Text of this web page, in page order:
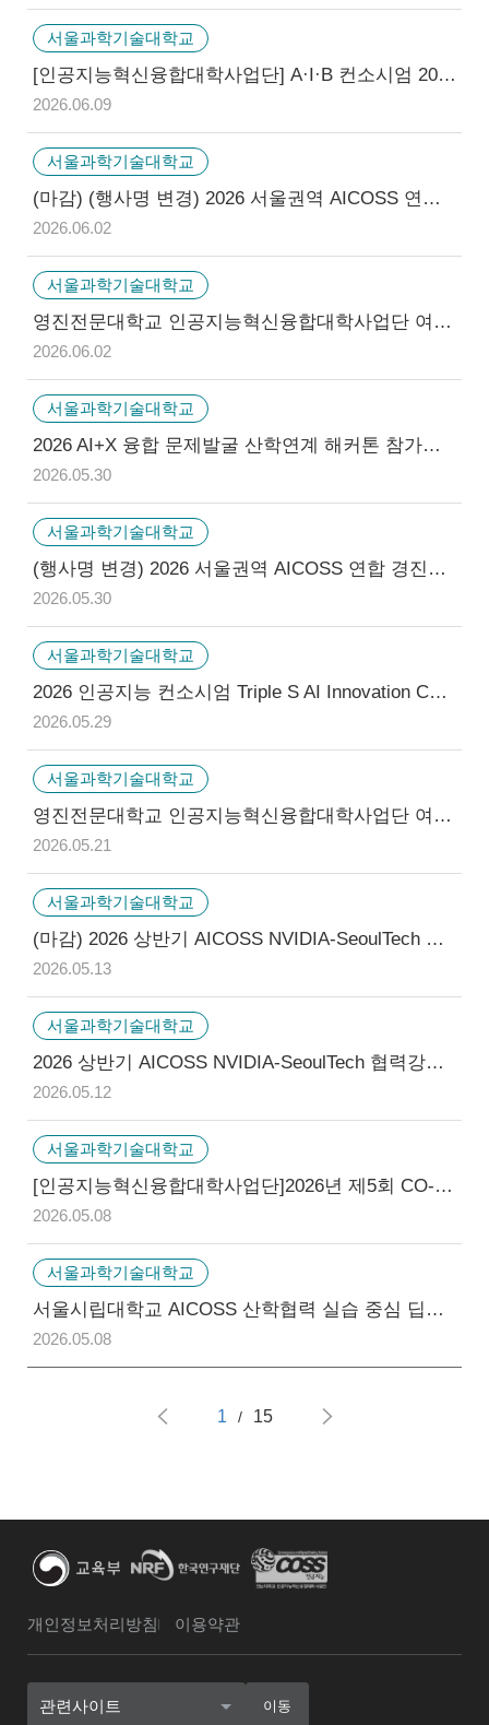
서울과학기술대학교
[인공지능혁신융합대학사업단] A·I·B 컨소시엄 2026 하계 기업-학생제안 비교과 프로그램 신청 안내
2026.06.09
서울과학기술대학교
(마감) (행사명 변경) 2026 서울권역 AICOSS 연합 경진대회 참가학생 모집 안내
2026.06.02
서울과학기술대학교
영진전문대학교 인공지능혁신융합대학사업단 여름방학 AI교육캠프 및 경진대회 참가 선발자 공고
2026.06.02
서울과학기술대학교
2026 AI+X 융합 문제발굴 산학연계 해커톤 참가자 모집 안내
2026.05.30
서울과학기술대학교
(행사명 변경) 2026 서울권역 AICOSS 연합 경진대회 참가학생 모집 안내
2026.05.30
서울과학기술대학교
2026 인공지능 컨소시엄 Triple S AI Innovation Contest 참가학생 모집 안내
2026.05.29
서울과학기술대학교
영진전문대학교 인공지능혁신융합대학사업단 여름방학 AI교육캠프 및 경진대회 참가자 모집 안내
2026.05.21
서울과학기술대학교
(마감) 2026 상반기 AICOSS NVIDIA-SeoulTech 협력강좌 참가자 모집 안내
2026.05.13
서울과학기술대학교
2026 상반기 AICOSS NVIDIA-SeoulTech 협력강좌 참가자 모집 안내
2026.05.12
서울과학기술대학교
[인공지능혁신융합대학사업단]2026년 제5회 CO-WEEK Academy 참가자 확정 명단 공지
2026.05.08
서울과학기술대학교
서울시립대학교 AICOSS 산학협력 실습 중심 딥러닝 여름 부트캠프 & 경진대회 참가자 선발 공지
2026.05.08
1 / 15
개인정보처리방침 이용약관
관련사이트 이동